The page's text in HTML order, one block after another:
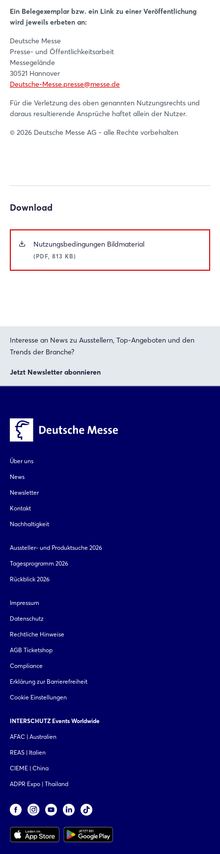
Ein Belegexemplar bzw. ein Link zu einer Veröffentlichung
wird jeweils erbeten an:
Deutsche Messe
Presse- und Öffentlichkeitsarbeit
Messegelände
30521 Hannover
Deutsche-Messe.presse@messe.de
Für die Verletzung des oben genannten Nutzungsrechts und
daraus resultierende Ansprüche haftet allein der Nutzer.
© 2026 Deutsche Messe AG - alle Rechte vorbehalten
Download
Nutzungsbedingungen Bildmaterial
(PDF, 813 KB)
Interesse an News zu Ausstellern, Top-Angeboten und den
Trends der Branche?
Jetzt Newsletter abonnieren
Über uns
News
Newsletter
Kontakt
Nachhaltigkeit
Aussteller- und Produktsuche 2026
Tagesprogramm 2026
Rückblick 2026
Impressum
Datenschutz
Rechtliche Hinweise
AGB Ticketshop
Compliance
Erklärung zur Barrierefreiheit
Cookie Einstellungen
INTERSCHUTZ Events Worldwide
AFAC | Australien
REAS | Italien
CIEME | China
ADPR Expo | Thailand
Passwort vergessen?